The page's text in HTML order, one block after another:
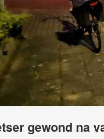
gewond na